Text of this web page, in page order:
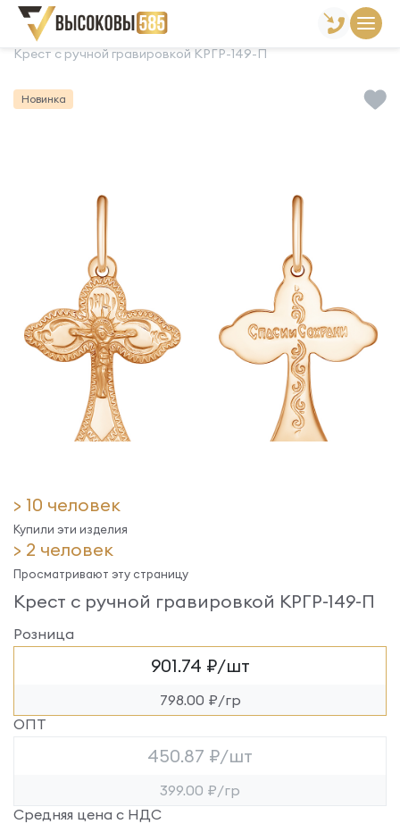
Главная Склад готовой продукции
Крест с ручной гравировкой КРГР-149-П
Новинка
> 10 человек
Купили эти изделия
> 2 человек
Просматривают эту страницу
Крест с ручной гравировкой КРГР-149-П
Розница
901.74 ₽/шт
798.00 ₽/гр
ОПТ
450.87 ₽/шт
399.00 ₽/гр
Средняя цена с НДС